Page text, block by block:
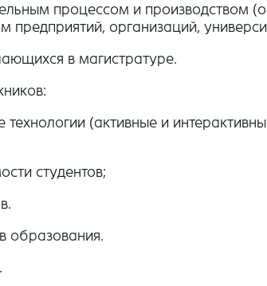
процессом и производством
предприятий, организаций,
в магистратуре.
(активные и
студентов;
образования.